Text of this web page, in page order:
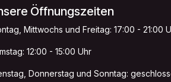
Öffnungszeiten
Mittwochs und Freitag: 17:00 - 21:00
12:00 - 15:00 Uhr
Donnerstag und Sonntag: